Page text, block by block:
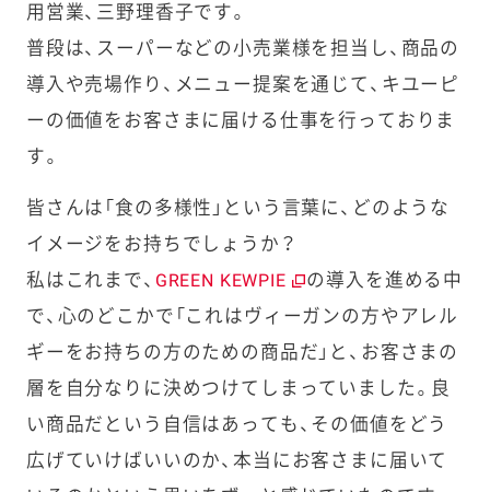
用営業、三野理香子です。
普段は、スーパーなどの小売業様を担当し、商品の
導入や売場作り、メニュー提案を通じて、キユーピ
ーの価値をお客さまに届ける仕事を行っておりま
す。
皆さんは「食の多様性」という言葉に、どのような
イメージをお持ちでしょうか？
私はこれまで、 GREEN KEWPIE
の導入を進める中
で、心のどこかで「これはヴィーガンの方やアレル
ギーをお持ちの方のための商品だ」と、お客さまの
層を自分なりに決めつけてしまっていました。良
い商品だという自信はあっても、その価値をどう
広げていけばいいのか、本当にお客さまに届いて